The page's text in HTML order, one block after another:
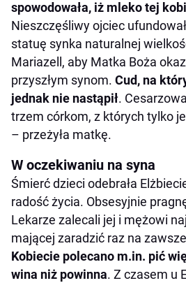
spowodowała, iż mleko tej
Nieszczęśliwy ojciec
statuę synka naturalnej
Mariazell, aby Matka Boża
przyszłym synom. Cud, na
jednak nie nastąpił.
trzem córkom, z których tylko
– przeżyła matkę.
W oczekiwaniu na syna
Śmierć dzieci odebrała
radość życia. Obsesyjnie
Lekarze zalecali jej i mężowi
mającej zaradzić raz na
Kobiecie polecano m.in. pić
wina niż powinna. Z czasem u